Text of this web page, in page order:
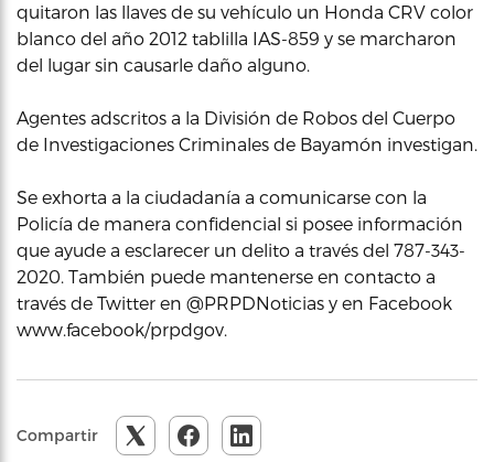
quitaron las llaves de su vehículo un Honda CRV color
blanco del año 2012 tablilla IAS-859 y se marcharon
del lugar sin causarle daño alguno.
Agentes adscritos a la División de Robos del Cuerpo
de Investigaciones Criminales de Bayamón investigan.
Se exhorta a la ciudadanía a comunicarse con la
Policía de manera confidencial si posee información
que ayude a esclarecer un delito a través del 787-343-
2020. También puede mantenerse en contacto a
través de Twitter en @PRPDNoticias y en Facebook
www.facebook/prpdgov.
Compartir